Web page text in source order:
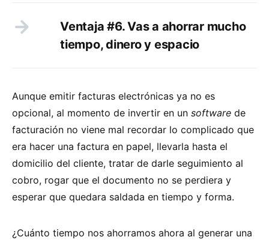
Ventaja #6. Vas a ahorrar mucho
tiempo, dinero y espacio
Aunque emitir facturas electrónicas ya no es
opcional, al momento de invertir en un software de
facturación no viene mal recordar lo complicado que
era hacer una factura en papel, llevarla hasta el
domicilio del cliente, tratar de darle seguimiento al
cobro, rogar que el documento no se perdiera y
esperar que quedara saldada en tiempo y forma.
¿Cuánto tiempo nos ahorramos ahora al generar una